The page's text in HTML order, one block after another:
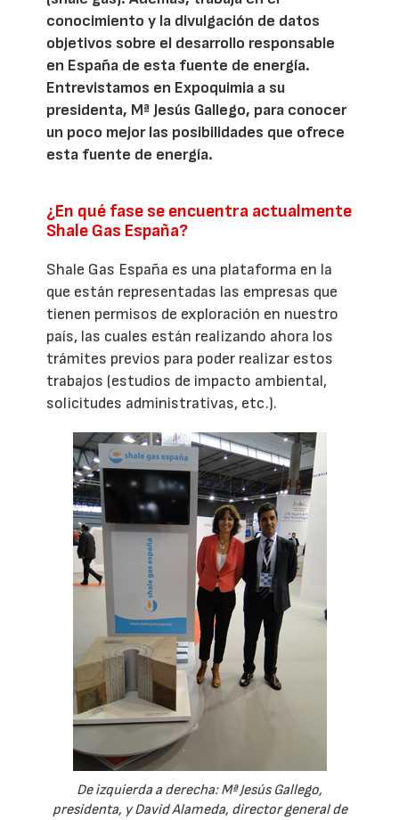
conocimiento y la divulgación de datos
objetivos sobre el desarrollo responsable
en España de esta fuente de energía.
Entrevistamos en Expoquimia a su
presidenta, Mª Jesús Gallego, para conocer
un poco mejor las posibilidades que ofrece
esta fuente de energía.
¿En qué fase se encuentra actualmente
Shale Gas España?
Shale Gas España es una plataforma en la
que están representadas las empresas que
tienen permisos de exploración en nuestro
país, las cuales están realizando ahora los
trámites previos para poder realizar estos
trabajos (estudios de impacto ambiental,
solicitudes administrativas, etc.).
De izquierda a derecha: Mª Jesús Gallego,
presidenta, y David Alameda, director general de